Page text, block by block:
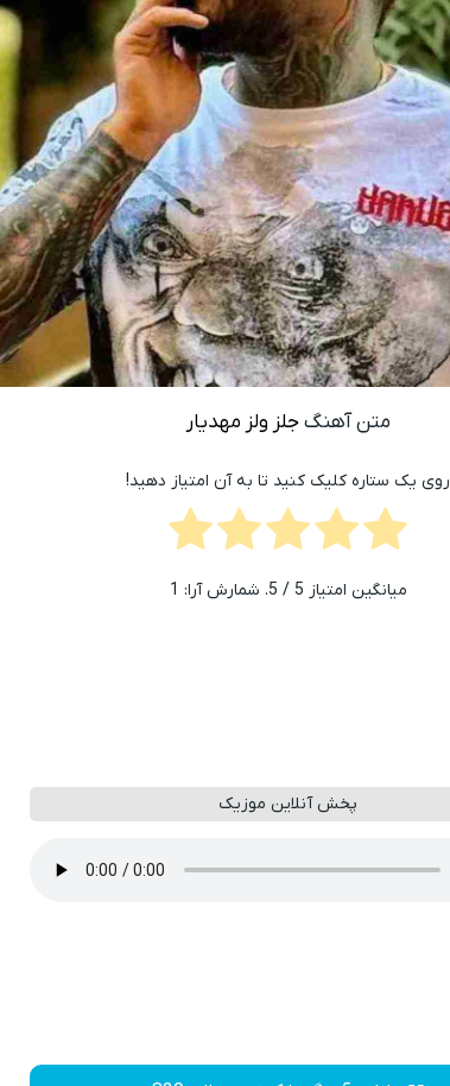
متن آهنگجلز ولز مهدیار
روی یک ستاره کلیک کنید تا به آن امتیاز دهید!
میانگین امتیاز 5 / 5. شمارش آرا: 1
پخش آنلاین موزیک